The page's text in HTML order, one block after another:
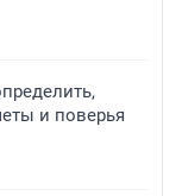
и поверья